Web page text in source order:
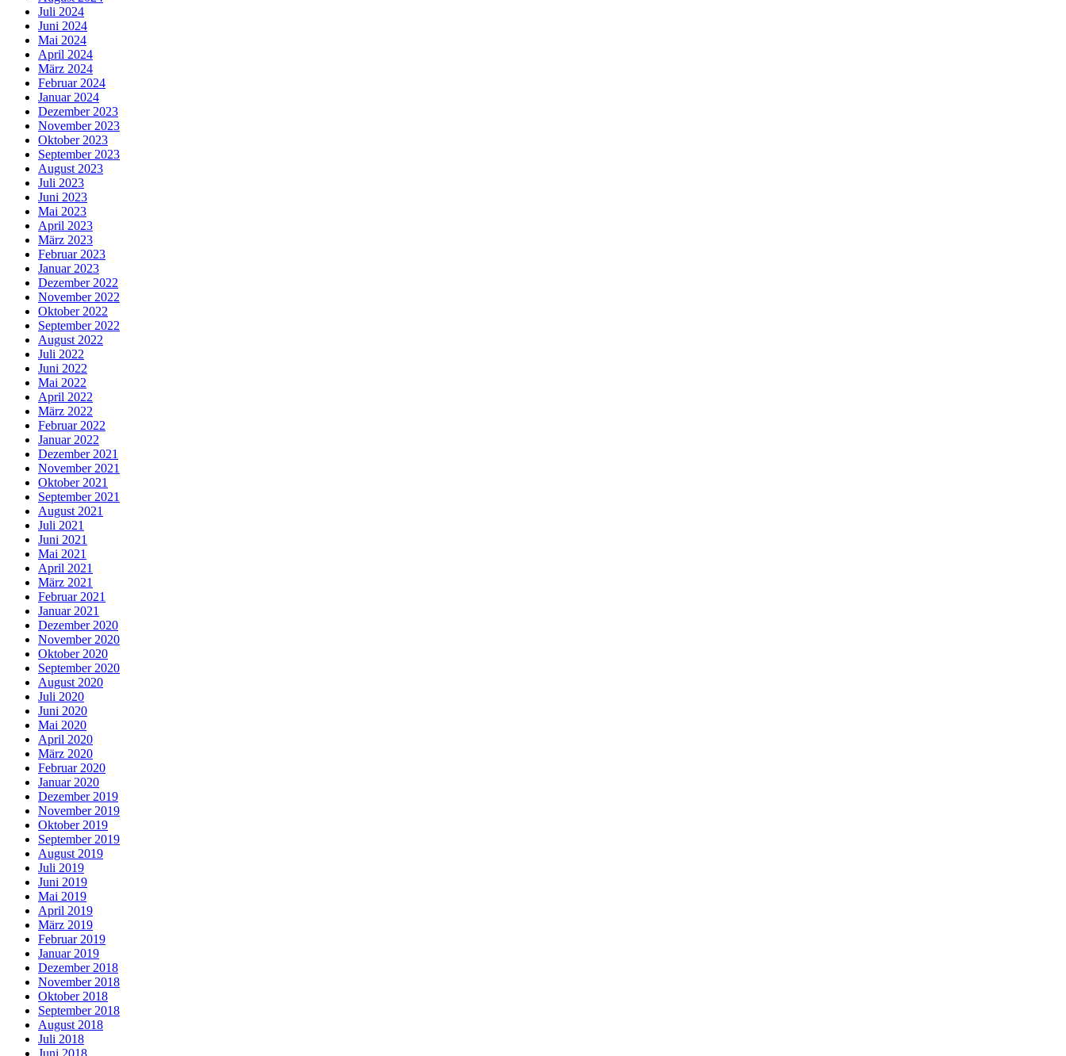
Juli 2024
Juni 2024
Mai 2024
April 2024
März 2024
Februar 2024
Januar 2024
Dezember 2023
November 2023
Oktober 2023
September 2023
August 2023
Juli 2023
Juni 2023
Mai 2023
April 2023
März 2023
Februar 2023
Januar 2023
Dezember 2022
November 2022
Oktober 2022
September 2022
August 2022
Juli 2022
Juni 2022
Mai 2022
April 2022
März 2022
Februar 2022
Januar 2022
Dezember 2021
November 2021
Oktober 2021
September 2021
August 2021
Juli 2021
Juni 2021
Mai 2021
April 2021
März 2021
Februar 2021
Januar 2021
Dezember 2020
November 2020
Oktober 2020
September 2020
August 2020
Juli 2020
Juni 2020
Mai 2020
April 2020
März 2020
Februar 2020
Januar 2020
Dezember 2019
November 2019
Oktober 2019
September 2019
August 2019
Juli 2019
Juni 2019
Mai 2019
April 2019
März 2019
Februar 2019
Januar 2019
Dezember 2018
November 2018
Oktober 2018
September 2018
August 2018
Juli 2018
Juni 2018